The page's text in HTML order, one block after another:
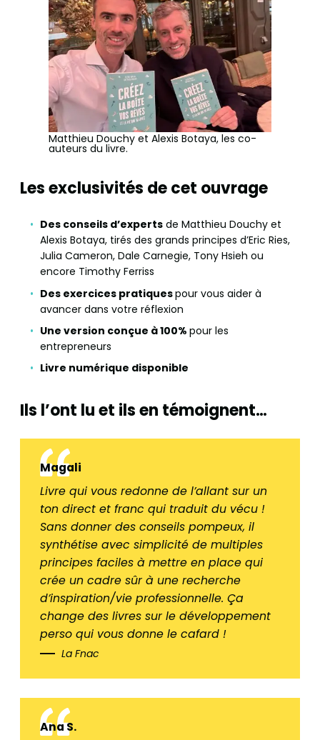
Matthieu Douchy et Alexis Botaya, les co-
auteurs du livre.
Les exclusivités de cet ouvrage
Des conseils d’experts de Matthieu Douchy et
Alexis Botaya, tirés des grands principes d’Eric Ries,
Julia Cameron, Dale Carnegie, Tony Hsieh ou
encore Timothy Ferriss
Des exercices pratiquespour vous aider à
avancer dans votre réflexion
Une version conçue à 100% pour les
entrepreneurs
Livre numérique disponible
Ils l’ont lu et ils en témoignent…
Magali
Livre qui vous redonne de l’allant sur un
ton direct et franc qui traduit du vécu !
Sans donner des conseils pompeux, il
synthétise avec simplicité de multiples
principes faciles à mettre en place qui
crée un cadre sûr à une recherche
d’inspiration/vie professionnelle. Ça
change des livres sur le développement
perso qui vous donne le cafard !
La Fnac
Ana S.